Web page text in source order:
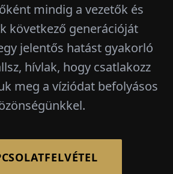
mindig a vezetők és
következő generációját
jelentős hatást gyakorló
hívlak, hogy csatlakozz
meg a víziódat befolyásos